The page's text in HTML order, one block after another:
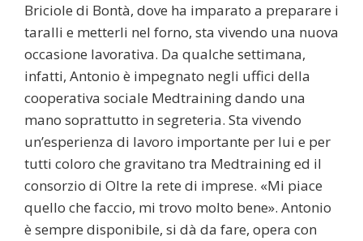
Briciole di Bontà, dove ha imparato a preparare i
taralli e metterli nel forno, sta vivendo una nuova
occasione lavorativa. Da qualche settimana,
infatti, Antonio è impegnato negli uffici della
cooperativa sociale Medtraining dando una
mano soprattutto in segreteria. Sta vivendo
un’esperienza di lavoro importante per lui e per
tutti coloro che gravitano tra Medtraining ed il
consorzio di Oltre la rete di imprese. «Mi piace
quello che faccio, mi trovo molto bene». Antonio
è sempre disponibile, si dà da fare, opera con